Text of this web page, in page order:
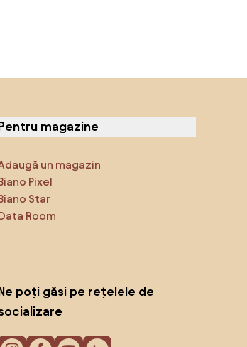
magazine
un magazin
Pixel
Star
Room
poți găsi pe rețelele de